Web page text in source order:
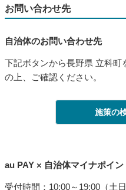
お問い合わせ先
自治体のお問い合わせ先
下記ボタンから長野県 立科町
の上、ご確認ください。
施策の
au PAY × 自治体マイナポイン
受付時間：10:00～19:00（土